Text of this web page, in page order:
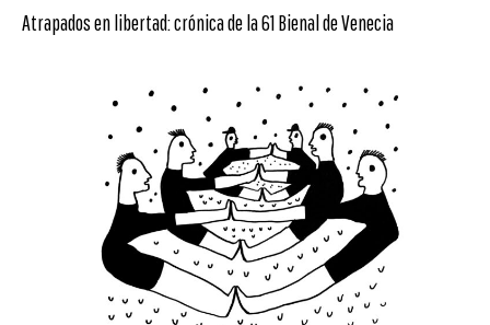
Atrapados en libertad: crónica de la 61 Bienal de Venecia